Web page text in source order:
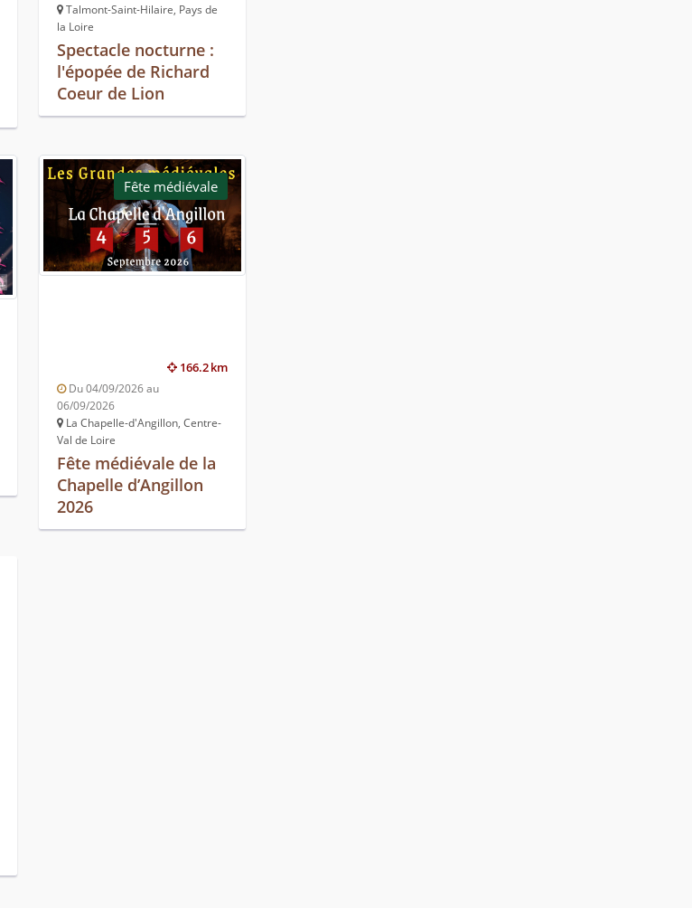
Talmont-Saint-Hilaire, Pays de
la Loire
Spectacle nocturne :
l'épopée de Richard
Coeur de Lion
Fête médiévale
166.2 km
Du 04/09/2026 au
06/09/2026
La Chapelle-d'Angillon, Centre-
Val de Loire
Fête médiévale de la
Chapelle d’Angillon
2026